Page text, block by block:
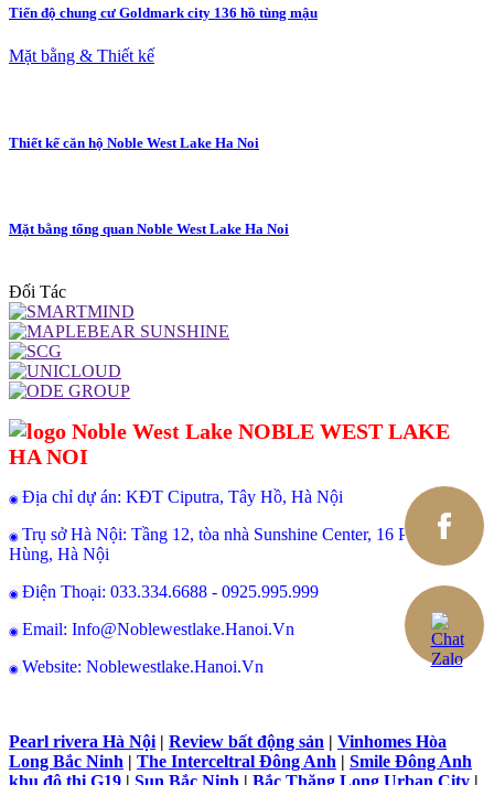
Tiến độ chung cư Goldmark city 136 hồ tùng mậu
Mặt bằng & Thiết kế
Thiết kế căn hộ Noble West Lake Ha Noi
Mặt bằng tổng quan Noble West Lake Ha Noi
Đối Tác
NOBLE WEST LAKE
HA NOI
◉ Địa chỉ dự án: KĐT Ciputra, Tây Hồ, Hà Nội
◉ Trụ sở Hà Nội: Tầng 12, tòa nhà Sunshine Center, 16 Phạm
Hùng, Hà Nội
◉ Điện Thoại: 033.334.6688 - 0925.995.999
◉ Email: Info@Noblewestlake.Hanoi.Vn
◉ Website: Noblewestlake.Hanoi.Vn
Pearl rivera Hà Nội| Review bất động sản | Vinhomes Hòa
Long Bắc Ninh | The Interceltral Đông Anh | Smile Đông Anh